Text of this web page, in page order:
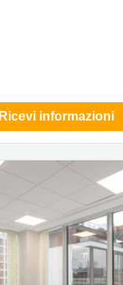
Ricevi informazioni